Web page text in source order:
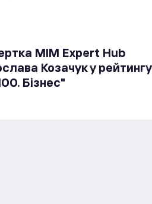
MIM Expert Hub
Козачук у рейтингу
Бізнес"